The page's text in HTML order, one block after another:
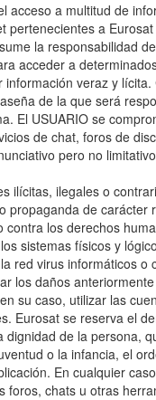
acceso a multitud de
pertenecientes a
la responsabilidad
acceder a
veraz y
de la que será
El USUARIO se
de chat, foros de
pero no
ilícitas, ilegales o
propaganda de
contra los derechos
sistemas físicos y
red virus informáticos
los daños
su caso, utilizar las
Eurosat se reserva el
dignidad de la persona,
o la infancia, el
En cualquier
foros, chats u otras